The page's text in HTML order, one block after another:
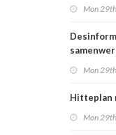
Mon
Mon
Hitteplan
Mon